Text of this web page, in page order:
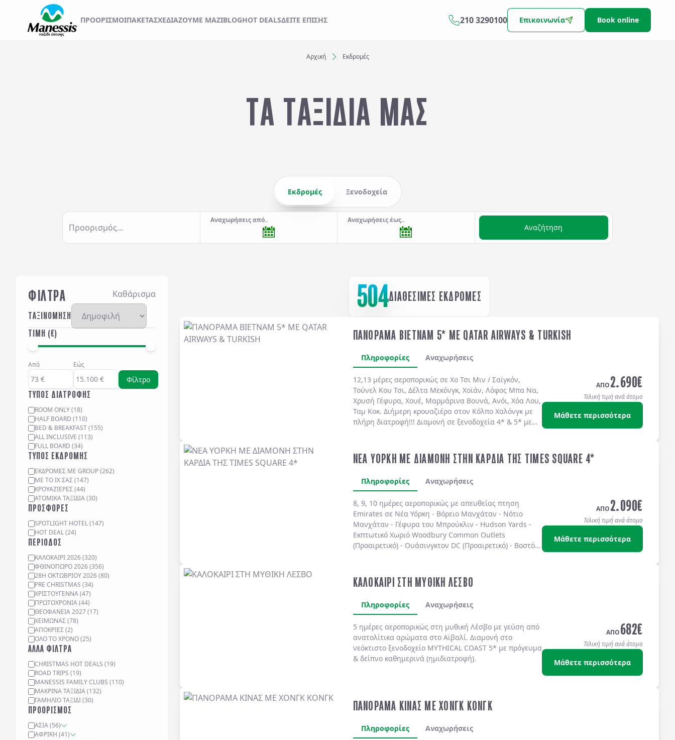
ΞΕΚΙΝΗΣΤΕ ΤΟ ΤΑΞΙΔΙ ΣΑΣ ΑΠΟ ΕΔΩ
Αναζήτηση
ΠΡΟΟΡΙΣΜΟΊΠΑΚΕΤΑΣΧΕΔΙΆΖΟΥΜΕ ΜΑΖΊBLOGHOT DEALSΔΕΊΤΕ ΕΠΊΣΗΣ 210 3290100 Επικοινωνία Book online
Αρχική Εκδρομές
ΤΑ ΤΑΞΙΔΙΑ ΜΑΣ
Εκδρομές Ξενοδοχεία
Προορισμός...
Αναχωρήσεις από.. Αναχωρήσεις έως..
Αναζήτηση
ΦΙΛΤΡΑ Καθάρισμα
ΤΑΞΙΝΟΜΗΣΗ
ΤΙΜΗ (€)
Από Εώς
Φίλτρο
ΤΥΠΟΣ ΔΙΑΤΡΟΦΗΣ
FULL BOARD (34)
ALL INCLUSIVE (113)
BED & BREAKFAST(155)
HALF BOARD (110)
ROOM ONLY(18)
ΤΥΠΟΣ ΕΚΔΡΟΜΗΣ
ΑΤΟΜΙΚΆ ΤΑΞΊΔΙΑ(30)
ΚΡΟΥΑΖΙΈΡΕΣ(44)
ΜΕ ΤΟ ΙΧ ΣΑΣ(147)
ΕΚΔΡΟΜΈΣ ΜΕ GROUP(262)
ΠΡΟΣΦΟΡΕΣ
HOT DEAL(24)
SPOTLIGHT HOTEL(147)
ΠΕΡΙΟΔΟΣ
ΟΛΟ ΤΟ ΧΡΟΝΟ(25)
ΑΠΟΚΡΙΕΣ(2)
ΧΕΙΜΩΝΑΣ(78)
ΘΕΟΦΑΝΕΙΑ 2027(17)
ΠΡΩΤΟΧΡΟΝΙΑ(44)
ΧΡΙΣΤΟΥΓΕΝΝΑ(47)
PRE CHRISTMAS (34)
28Η ΟΚΤΩΒΡΙΟΥ 2026(80)
ΦΘΙΝΟΠΩΡΟ 2026(356)
ΚΑΛΟΚΑΙΡΙ 2026(320)
ΑΛΛΑ ΦΙΛΤΡΑ
ΓΑΜΉΛΙΟ ΤΑΞΊΔΙ(30)
ΜΑΚΡΙΝΆ ΤΑΞΊΔΙΑ(132)
MANESSIS FAMILY CLUBS (110)
ROAD TRIPS (19)
CHRISTMAS HOT DEALS (19)
ΠΡΟΟΡΙΣΜΟΣ
ΑΣΊΑ(56)
ΑΦΡΙΚΉ (41)
504ΔΙΑΘΕΣΙΜΕΣ ΕΚΔΡΟΜΕΣ
ΠΑΝΟΡΑΜΑ ΒΙΕΤΝΑΜ 5* ME QATAR AIRWAYS & TURKISH
Πληροφορίες Αναχωρήσεις
12,13 μέρες αεροπορικώς σε Χο Τσι Μιν / Σαϊγκόν,
Τούνελ Κου Τσι, Δέλτα Μεκόνγκ, Χοϊάν, Λόφος Μπα Να,
Χρυσή Γέφυρα, Χουέ, Μαρμάρινα Βουνά, Ανόι, Χόα Λου,
Ταμ Κοκ. Διήμερη κρουαζιέρα στον Κόλπο Χαλόνγκμε
πλήρη διατροφή!!! Διαμονή σε ξενοδοχεία 4* & 5* με
ΑΠΟ2.690€
Τελική τιμή ανά άτομο
Μάθετε περισσότερα
ΝΕΑ ΥΟΡΚΗ ΜΕ ΔΙΑΜΟΝΗ ΣΤΗΝ ΚΑΡΔΙΑ ΤΗΣ TIMES SQUARE 4*
Πληροφορίες Αναχωρήσεις
8, 9, 10 ημέρες αεροπορικώς με απευθείας πτηση
Emirates σε Νέα Υόρκη - Βόρειο Μανχάταν - Νότιο
Μανχάταν - Γέφυρα του Μπρούκλιν - Hudson Yards -
Εκπτωτικό Χωριό Woodbury Common Outlets
(Προαιρετικό)- Ουάσινγκτον DC (Προαιρετικό)- Βοστόνη
BY HILTON NEW YORK TIMES SQUARE 4*
SHELBURNE SONESTA 4*χωρίς πρωινό.
ΑΠΟ2.090€
Τελική τιμή ανά άτομο
Μάθετε περισσότερα
ΚΑΛΟΚΑΙΡΙ ΣΤΗ ΜΥΘΙΚΗ ΛΕΣΒΟ
Πληροφορίες Αναχωρήσεις
5 ημέρες αεροπορικώς στη μυθική Λέσβο με γεύση από
ανατολίτικα αρώματα στο Αϊβαλί. Διαμονή στο
νεόκτιστο ξενοδοχείο MYTHICAL COAST 5* με πρόγευμα
& δείπνοκαθημερινά (ημιδιατροφή).
ΑΠΟ682€
Τελική τιμή ανά άτομο
Μάθετε περισσότερα
ΠΑΝΟΡΑΜΑ ΚΙΝΑΣ ΜΕ ΧΟΝΓΚ ΚΟΝΓΚ
Πληροφορίες Αναχωρήσεις